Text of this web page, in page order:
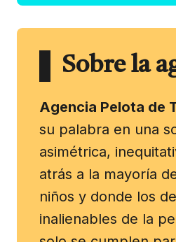
Sobre la
Agencia Pelota de
su palabra en una
asimétrica,
atrás a la mayoría
niños y donde los
inalienables de la